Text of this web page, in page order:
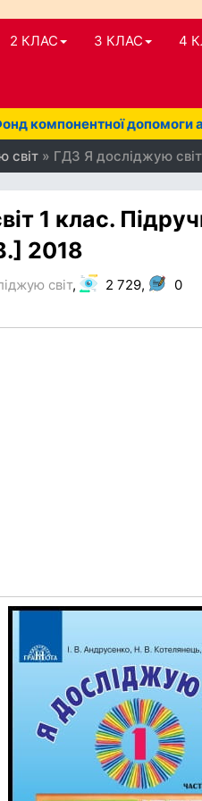
2 КЛАС 3 КЛАС 4
компонентної допомоги
світ » ГДЗ Я досліджую
1 клас.
2018
світ, 2 729, 0